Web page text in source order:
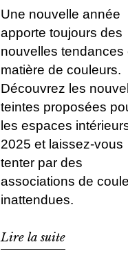
Une nouvelle année
apporte toujours des
nouvelles tendances
matière de couleurs.
Découvrez les
teintes proposées
les espaces
2025 et laissez-vous
tenter par des
associations de
inattendues.
Lire la suite